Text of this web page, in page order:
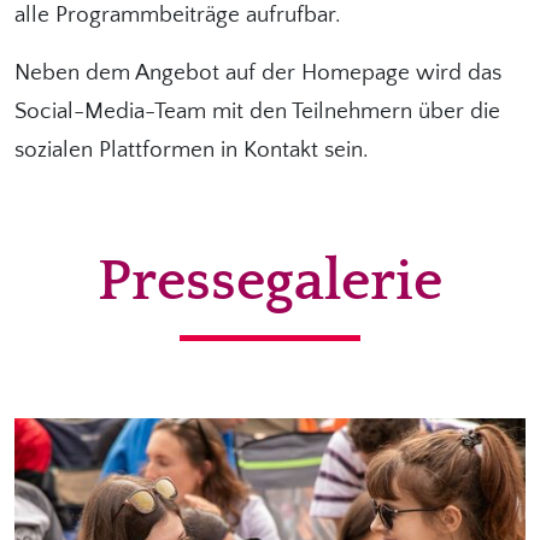
alle Programmbeiträge aufrufbar.
Neben dem Angebot auf der Homepage wird das
Social-Media-Team mit den Teilnehmern über die
sozialen Plattformen in Kontakt sein.
Pressegalerie